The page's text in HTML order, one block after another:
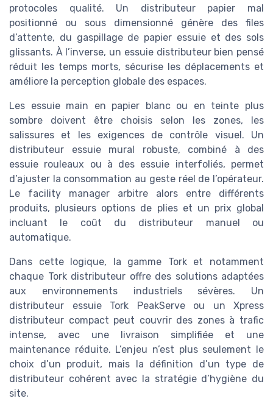
protocoles qualité. Un distributeur papier mal
positionné ou sous dimensionné génère des files
d’attente, du gaspillage de papier essuie et des sols
glissants. À l’inverse, un essuie distributeur bien pensé
réduit les temps morts, sécurise les déplacements et
améliore la perception globale des espaces.
Les essuie main en papier blanc ou en teinte plus
sombre doivent être choisis selon les zones, les
salissures et les exigences de contrôle visuel. Un
distributeur essuie mural robuste, combiné à des
essuie rouleaux ou à des essuie interfoliés, permet
d’ajuster la consommation au geste réel de l’opérateur.
Le facility manager arbitre alors entre différents
produits, plusieurs options de plies et un prix global
incluant le coût du distributeur manuel ou
automatique.
Dans cette logique, la gamme Tork et notamment
chaque Tork distributeur offre des solutions adaptées
aux environnements industriels sévères. Un
distributeur essuie Tork PeakServe ou un Xpress
distributeur compact peut couvrir des zones à trafic
intense, avec une livraison simplifiée et une
maintenance réduite. L’enjeu n’est plus seulement le
choix d’un produit, mais la définition d’un type de
distributeur cohérent avec la stratégie d’hygiène du
site.